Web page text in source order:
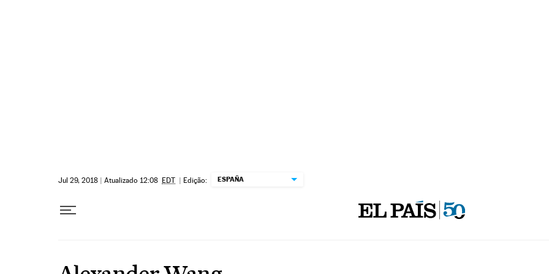
Jul 29, 2018 | Atualizado 12:08 EDT | Edição: ESPAÑA